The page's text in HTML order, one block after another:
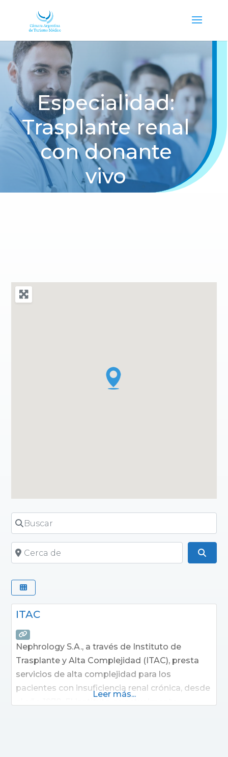
Especialidad:
Trasplante renal
con donante
vivo
Buscar
Cerca de
ITAC
Nephrology S.A., a través de Instituto de
Trasplante y Alta Complejidad (ITAC), presta
servicios de alta complejidad para los
pacientes con insuficiencia renal crónica, desde
Leer más...